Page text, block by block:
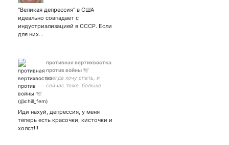
"Великая депрессия" в США
идеально совпадает с
индустриализацией в СССР. Если
для них…
противная вертихвостка
против войны 🕊️
всегда хочу спать, и
сейчас тоже. больше
и спокойствия. и чтобы дед
Иди нахуй, депрессия, у меня
теперь есть красочки, кисточки и
холст!!!